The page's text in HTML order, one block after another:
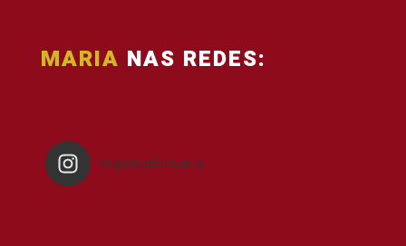
MARIA NAS REDES:
deputadamaria